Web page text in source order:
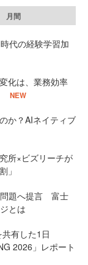
月間
代の経験学習加
化は、業務効率
NEW
か？AIネイティブ
所×ビズリーチが
」
問題へ提言 富士
とは
有した1日
2026」レポート